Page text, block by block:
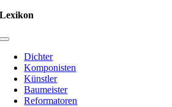
Lexikon
Toggle
Navigation
Dichter
Komponisten
Künstler
Baumeister
Reformatoren